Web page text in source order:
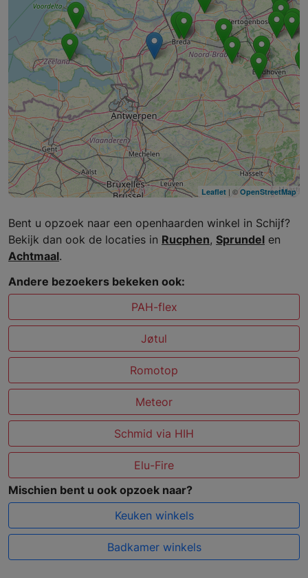
Leaflet | © OpenStreetMap
Bent u opzoek naar een openhaarden winkel in Schijf?
Bekijk dan ook de locaties in Rucphen, Sprundel en
Achtmaal.
Andere bezoekers bekeken ook:
PAH-flex
Jøtul
Romotop
Meteor
Schmid via HIH
Elu-Fire
Mischien bent u ook opzoek naar?
Keuken winkels
Badkamer winkels